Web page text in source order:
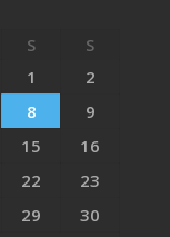
S
S
1
2
8
9
15
16
22
23
29
30